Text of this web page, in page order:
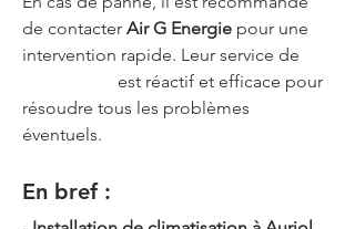
de contacter Air G Energie pour une
intervention rapide. Leur service de
est réactif et efficace pour
résoudre tous les problèmes
éventuels.
En bref :